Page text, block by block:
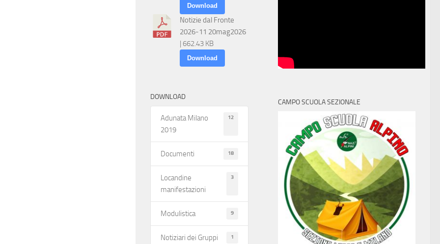
CAMPO SCUOLA SEZIONALE
Download
Notizie dal Fronte
2026-11 20mag2026
| 662.43 KB
Download
DOWNLOAD
Adunata Milano
2019
12
Documenti 18
Locandine
manifestazioni
3
Modulistica 9
Notiziari dei Gruppi 1